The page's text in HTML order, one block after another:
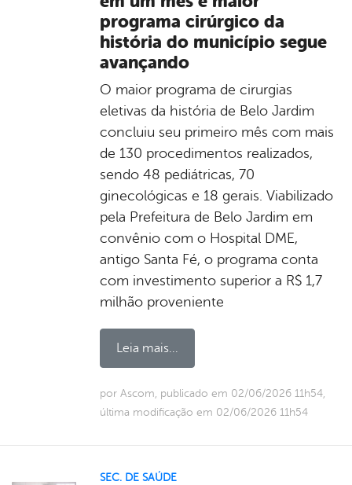
programa cirúrgico da
história do município segue
avançando
O maior programa de cirurgias
eletivas da história de Belo Jardim
concluiu seu primeiro mês com mais
de 130 procedimentos realizados,
sendo 48 pediátricas, 70
ginecológicas e 18 gerais. Viabilizado
pela Prefeitura de Belo Jardim em
convênio com o Hospital DME,
antigo Santa Fé, o programa conta
com investimento superior a R$ 1,7
milhão proveniente
Leia mais...
por Ascom, publicado em 02/06/2026 11h54,
última modificação em 02/06/2026 11h54
SEC. DE SAÚDE